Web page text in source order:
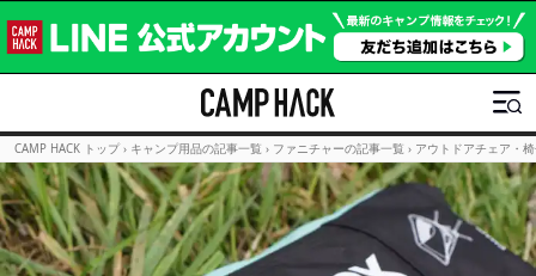
CAMP HACK トップ › キャンプ用品の記事一覧 › ファニチャーの記事一覧 › アウトドアチェア・